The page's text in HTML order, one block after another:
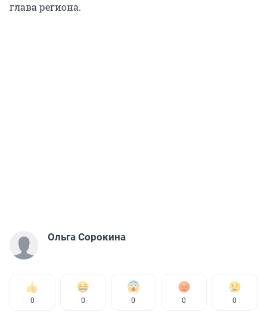
глава региона.
Ольга Сорокина
0 0 0 0 0